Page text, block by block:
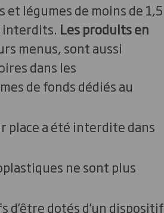
légumes de moins de 1,5
interdits. Les produits en
menus, sont aussi
dans les
de fonds dédiés au
place a été interdite dans
ne sont plus
dotés d’un dispositif